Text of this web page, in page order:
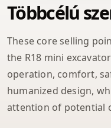
Többcélú
These core selling
the R18 mini
operation, comfort,
humanized design,
attention of potential